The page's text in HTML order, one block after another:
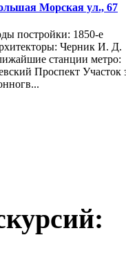
Морская ул., 67
постройки: 1850-е
Черник И. Д.
станции метро:
Проспект Участок